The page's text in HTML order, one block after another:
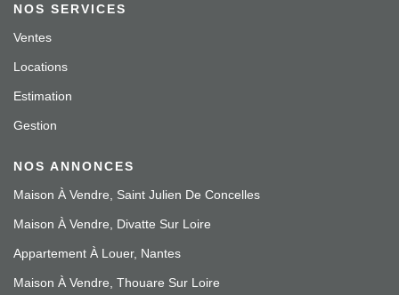
NOS SERVICES
Ventes
Locations
Estimation
Gestion
NOS ANNONCES
Maison À Vendre, Saint Julien De Concelles
Maison À Vendre, Divatte Sur Loire
Appartement À Louer, Nantes
Maison À Vendre, Thouare Sur Loire